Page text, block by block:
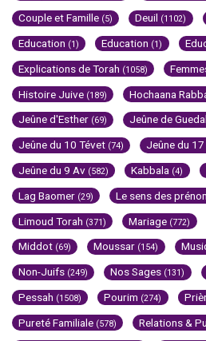
Couple et Famille (5) Deuil (1102)
Education (1) Education (1)
Explications de Torah (1058)
Histoire Juive (189) Hochaana
Jeûne d'Esther (69) Jeûne de
Jeûne du 10 Tévet (74) Jeûne du
Jeûne du 9 Av (582) Kabbala (4)
Lag Baomer (29) Le sens des
Limoud Torah (371) Mariage (772)
Middot (69) Moussar (154)
Non-Juifs (249) Nos Sages (131)
Pessah (1508) Pourim (274)
Pureté Familiale (578) Relations &